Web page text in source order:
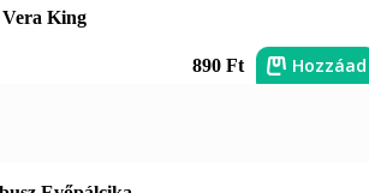
Vera King
890 Ft Hozzáad